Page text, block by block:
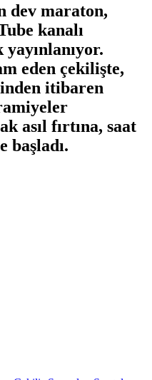
dev maraton,
kanalı
eden çekilişte,
itibaren
asıl fırtına, saat
başladı.